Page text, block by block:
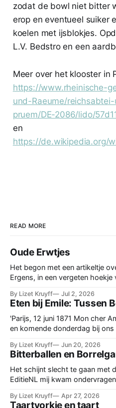
zodat de bowl niet bitter
erop en eventueel suiker
koelen met ijsblokjes.
L.V. Bedstro en een
Meer over het klooster in
https://www.rheinische-
und-Raeume/
pruem/DE-2086/lido/
en
https://de.wikipedia.org/
READ MORE
Oude Erwtjes
Het begon met een artikeltje
Ergens, in een vergeten
Maar hoe ze smaakten, dat las
zaad, een zakje met kleine
erwtjes.
By Lizet Kruyff Jul 2, 2026
Eten bij Emile: Tussen
'Parijs, 12 juni 1871 Mon cher Ami, Wil je me het plezier doen
en komende donderdag bij
Emile Zola' De etentjes op donderdag bij de familie Zola thuis
zijn vaste prik. De intimi
By Lizet Kruyff Jun 20, 2026
Bitterballen en
Het schijnt slecht te gaan met
EditieNL mij kwam
kijken hoe lang die bal al
By Lizet Kruyff Apr 27, 2026
Taartvorkje en taart